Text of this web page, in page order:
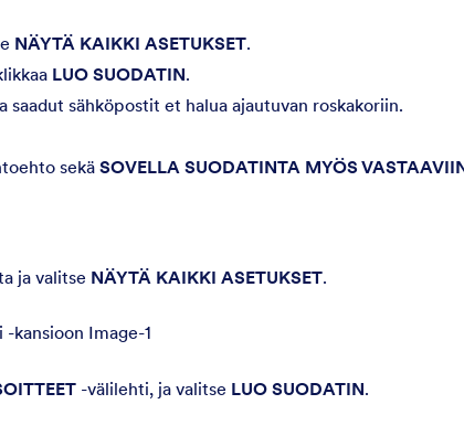
NÄYTÄ KAIKKI ASETUKSET.
LUO SUODATIN.
saadut sähköpostit et halua ajautuvan roskakoriin.
sekäSOVELLA SUODATINTA MYÖS
ja valitse NÄYTÄ KAIKKI ASETUKSET.
-välilehti, ja valitse LUO SUODATIN.